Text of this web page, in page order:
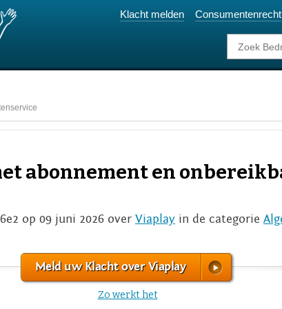
Klacht melden Consumentenrecht
abonnement en
op 09 juni 2026 over Viaplay in de categorie
Meld uw Klacht over Viaplay
Zo werkt het